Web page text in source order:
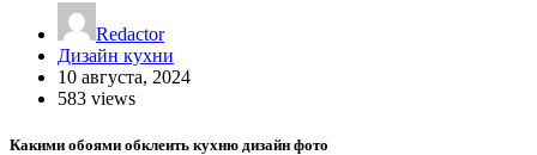
Redactor
Дизайн кухни
10 августа, 2024
583 views
Какими обоями обклеить кухню дизайн фото